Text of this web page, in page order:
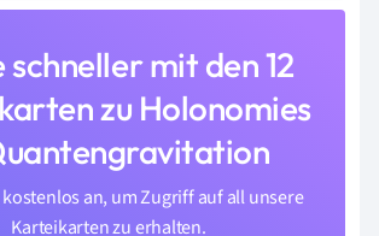
schneller mit den 12
zu Holonomies
an, um Zugriff auf all unsere
Karteikarten zu erhalten.